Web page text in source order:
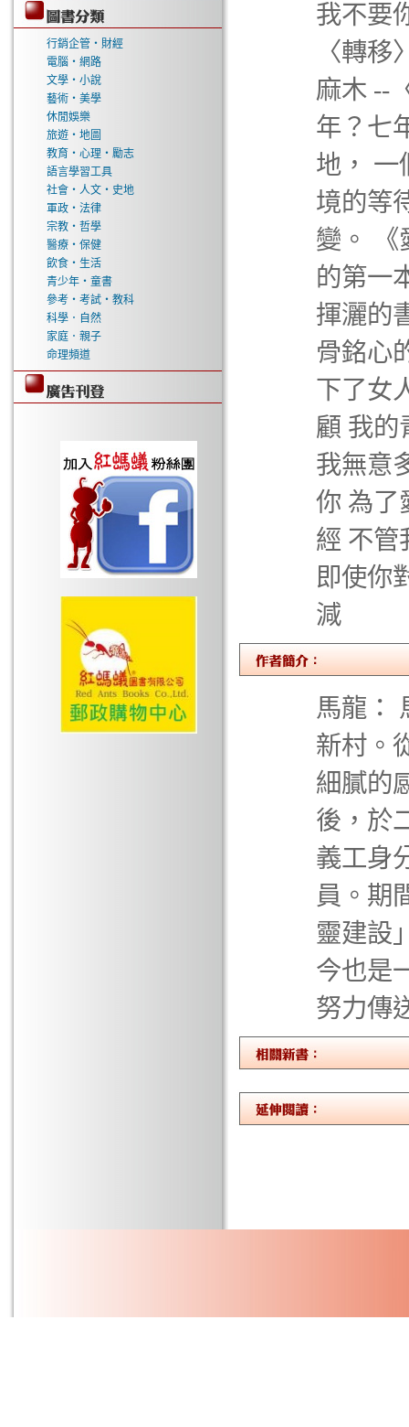
行銷企管‧財經
電腦‧網路
文學‧小說
藝術‧美學
休閒娛樂
旅遊‧地圖
教育‧心理‧勵志
語言學習工具
社會‧人文‧史地
軍政‧法律
宗教‧哲學
醫療‧保健
飲食‧生活
青少年‧童書
參考‧考試‧教科
科學．自然
家庭．親子
命理頻道
我不要
〈轉
麻木 --
年？七
地， 一
境的等
變。 《
的第一
揮灑的
骨銘心
下了女
顧 我的
我無意
你 為
經 不管
即使你
減
馬龍：
新村。
細膩的
後，於
義工身
員。期
靈建設
今也是
努力傳